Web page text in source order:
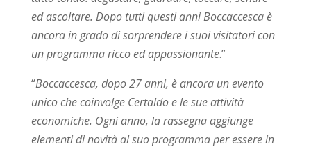
ed ascoltare. Dopo tutti questi anni Boccaccesca è
ancora in grado di sorprendere i suoi visitatori con
un programma ricco ed appassionante.”
“Boccaccesca, dopo 27 anni, è ancora un evento
unico che coinvolge Certaldo e le sue attività
economiche. Ogni anno, la rassegna aggiunge
elementi di novità al suo programma per essere in